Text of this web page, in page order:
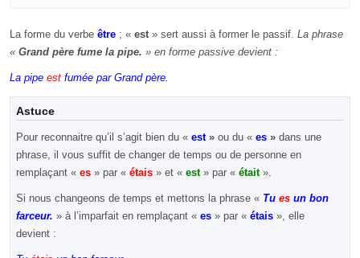
La forme du verbe être ; «est» sert aussi à former le passif.La phrase
«Grand père fume la pipe. » en forme passive devient :
La pipeest fumée par Grand père.
Astuce
Pour reconnaitre qu’il s’agit bien du «est» ou du «es » dans une
phrase, il vous suffit de changer de temps ou de personne en
remplaçant «es » par «étais » et «est » par «était».
Si nous changeons de temps et mettons la phrase « Tues un bon
farceur. » à l’imparfait en remplaçant «es » par «étais », elle
devient :